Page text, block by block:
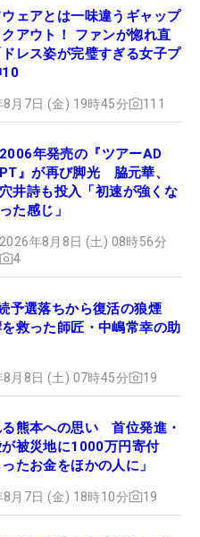
ウェアとは一味違うギャップ
アウト！ ファンが惚れ直
ドレス姿が完璧すぎる女子プ
10
8月7日 (金) 19時45分 111
2006年発売の『ツアーAD
PT』が再び脚光 脇元華、
穴井詩も投入「初速が強くな
った感じ」
2026年8月8日 (土) 08時56分
4
予選落ちから復活の狼煙
救った師匠・中嶋常幸の助
8月8日 (土) 07時45分 19
熊本への思い 首位発進・
被災地に1000万円寄付
ったお金をほかの人に」
8月7日 (金) 18時10分 19